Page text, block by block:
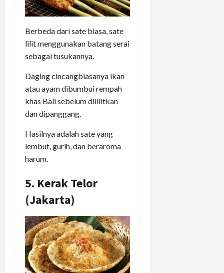
Berbeda dari sate biasa, sate
lilit menggunakan batang serai
sebagai tusukannya.
Daging cincangbiasanya ikan
atau ayam dibumbui rempah
khas Bali sebelum dililitkan
dan dipanggang.
Hasilnya adalah sate yang
lembut, gurih, dan beraroma
harum.
5. Kerak Telor
(Jakarta)